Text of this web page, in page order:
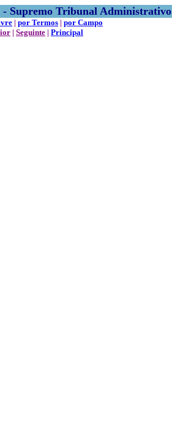
- Supremo Tribunal Administrativo
| por Termos | por Campo
| Seguinte | Principal